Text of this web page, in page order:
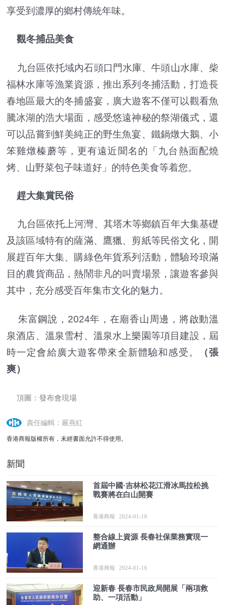
享受到濃厚的鄉村傳統年味。
觀冬捕品美食
九台區依托域內石頭口門水庫、牛頭山水庫、柴
福林水庫等漁業資源，推出系列冬捕活動，打造長
春地區最大的冬捕盛宴，廣大遊客不僅可以觀看魚
騰冰湖的浩大場面，感受悠遠神秘的祭湖儀式，還
可以品嘗到鮮美純正的野生魚宴、鐵鍋燉大鵝、小
笨雞燉榛蘑等，更有遠近聞名的「九台熱面配燒
烤、山野菜包子味道好」的特色美食等着您。
趕大集賞民俗
九台區依托上河灣、其塔木等鄉鎮百年大集基礎
及該區域特有的薩滿、鷹獵、剪紙等民俗文化，開
展趕百年大集、購綠色年貨系列活動，體驗玲琅滿
目的農貨商品，熱鬧非凡的叫賣場景，讓遊客參與
其中，充分感受百年集市文化的魅力。
朱富鋼說，2024年，在廟香山周邊，將啟動溫
泉酒店、溫泉雪村、溫泉水上樂園等項目建設，屆
時一定會給廣大遊客帶來全新體驗和感受。
（張
爽）
頂圖：發布會現場
責任編輯：嚴燕紅
香港商報版權所有，未經書面允許不得使用。
新聞
首屆中國·吉林松花江滑冰馬拉松挑
戰賽將在白山開賽
香港商報 2024-01-18
整合線上資源 長春社保業務實現一
網通辦
香港商報 2024-01-16
迎新春 長春市民政局開展「兩項救
助、一項活動」